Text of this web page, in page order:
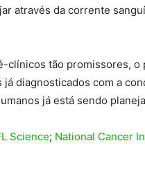
através da corrente
clínicos tão promissores,
já diagnosticados com a
já está sendo
Science; National Cancer